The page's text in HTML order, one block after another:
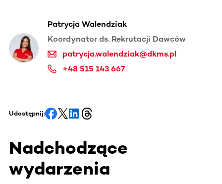
Patrycja Walendziak
Koordynator ds. Rekrutacji Dawców
patrycja.walendziak@dkms.pl
+48 515 143 667
Udostępnij:
Nadchodzące
wydarzenia